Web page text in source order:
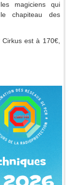
magiciens qui
chapiteau des
est à 170€,